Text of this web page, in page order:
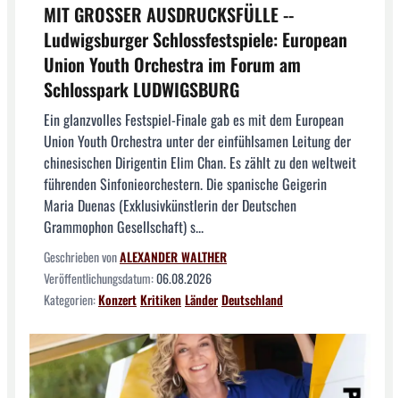
MIT GROSSER AUSDRUCKSFÜLLE --
Ludwigsburger Schlossfestspiele: European
Union Youth Orchestra im Forum am
Schlosspark LUDWIGSBURG
Ein glanzvolles Festspiel-Finale gab es mit dem European
Union Youth Orchestra unter der einfühlsamen Leitung der
chinesischen Dirigentin Elim Chan. Es zählt zu den weltweit
führenden Sinfonieorchestern. Die spanische Geigerin
Maria Duenas (Exklusivkünstlerin der Deutschen
Grammophon Gesellschaft) s...
Geschrieben vonALEXANDER WALTHER
Veröffentlichungsdatum:06.08.2026
Kategorien:KonzertKritikenLänderDeutschland